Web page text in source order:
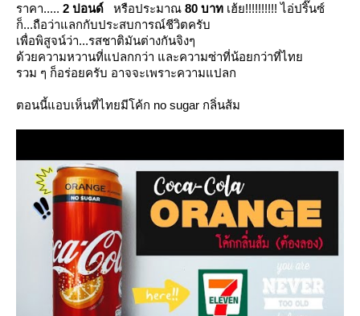
ราคา..... 2 ปอนด์ หรือประมาณ 80 บาท เฮ้ย!!!!!!!!!! ไอ่ปริ๊นซ์
ก็...ถือว่าแลกกับประสบการณ์ชีวิตครับ
เพื่อพิสูจน์ว่า...รสชาติมันต่างกันจิงๆ
ด้วยความหวานที่แปลกกว่า และความซ่าที่น้อยกว่าที่ไท
รวม ๆ ก็อร่อยครับ อาจจะเพราะความแปลก
ตอนนี้แอบเห็นที่ไทยมีโค้ก no sugar กลิ่นส้ม